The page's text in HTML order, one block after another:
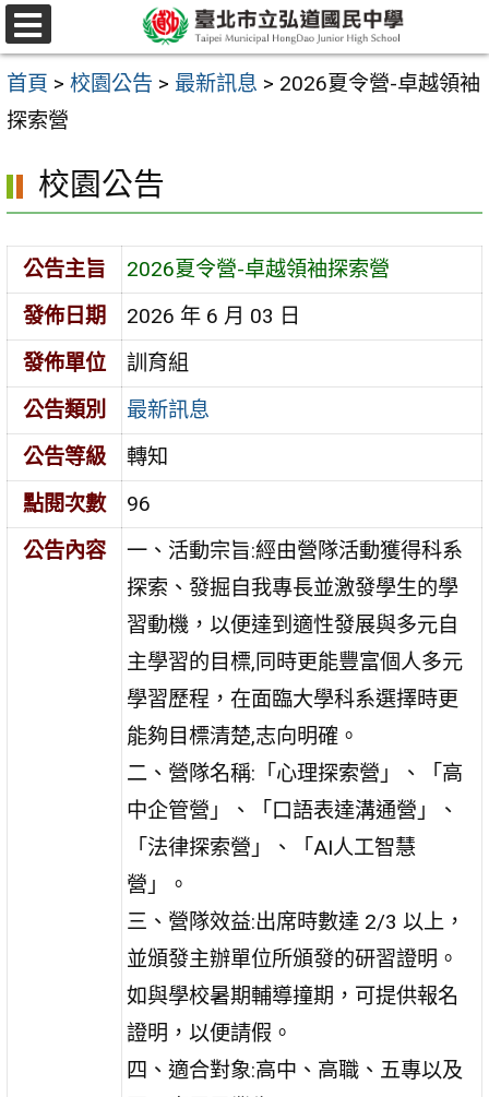
跳
至
主
要
容
區
選
單
首頁 > 校園公告 > 最新訊息 > 2026夏令營-卓越領袖
探索營
校園公告
公告主旨
2026夏令營-卓越領袖探索營
發佈日期
2026 年 6 月 03 日
發佈單位
訓育組
公告類別
最新訊息
公告等級
轉知
點閱次數
96
公告內容
一、活動宗旨:經由營隊活動獲得科系
探索、發掘自我專長並激發學生的學
習動機，以便達到適性發展與多元自
主學習的目標,同時更能豐富個人多元
學習歷程，在面臨大學科系選擇時更
能夠目標清楚,志向明確。
二、營隊名稱:「心理探索營」、「高
中企管營」、「口語表達溝通營」、
「法律探索營」、「AI人工智慧
營」。
三、營隊效益:出席時數達 2/3 以上，
並頒發主辦單位所頒發的研習證明。
如與學校暑期輔導撞期，可提供報名
證明，以便請假。
四、適合對象:高中、高職、五專以及